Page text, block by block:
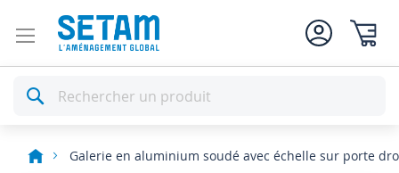
Rechercher
Galerie en aluminium soudé avec échelle sur porte